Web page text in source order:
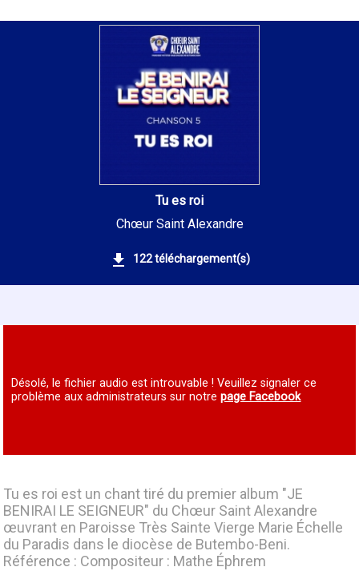
Tu es roi
Chœur Saint Alexandre
122 téléchargement(s)
Désolé, le fichier audio est introuvable ! Veuillez signaler ce
problème aux administrateurs sur notrepage Facebook
Tu es roi est un chant tiré du premier album "JE
BENIRAI LE SEIGNEUR" du Chœur Saint Alexandre
œuvrant en Paroisse Très Sainte Vierge Marie Échelle
du Paradis dans le diocèse de Butembo-Beni.
Référence : Compositeur : Mathe Éphrem